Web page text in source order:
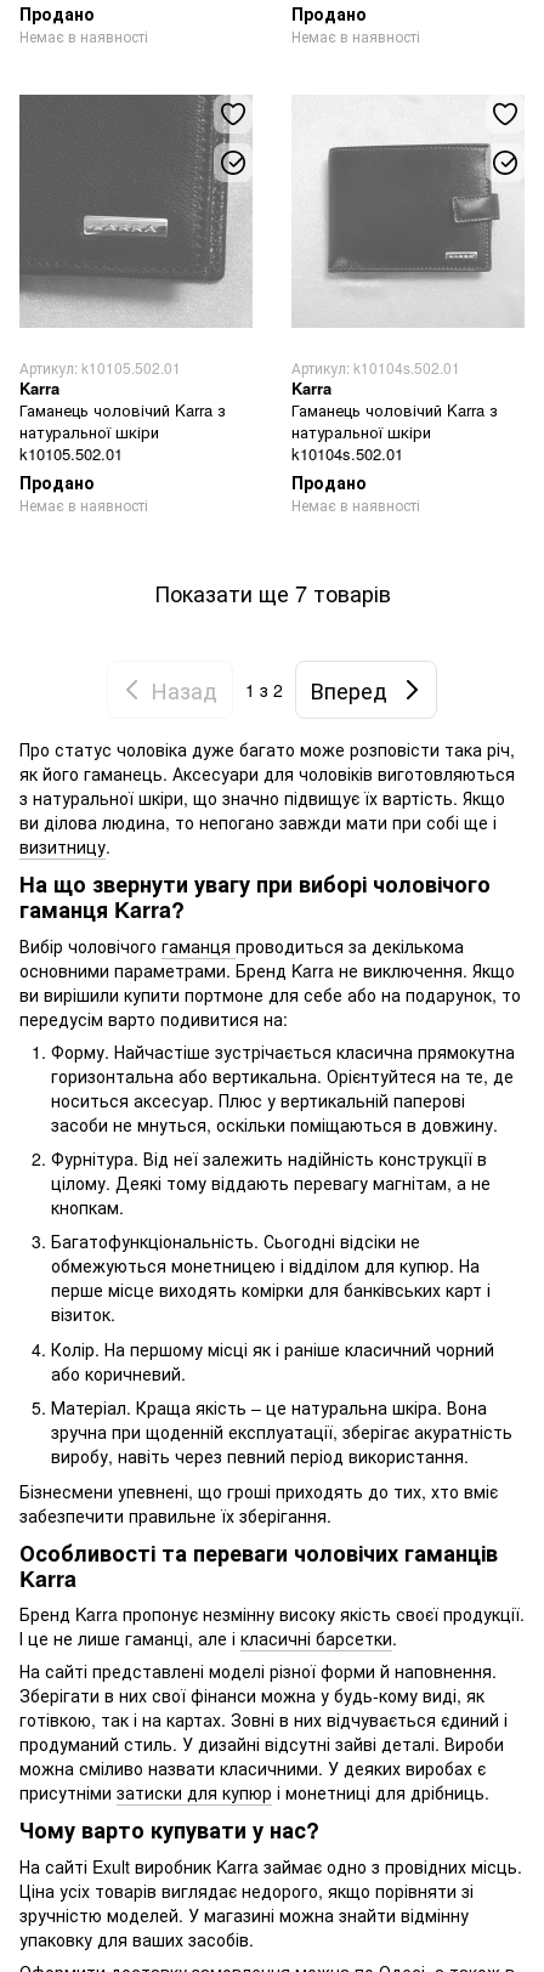
Продано
Немає в наявності
Продано
Немає в наявності
Артикул: k10105.502.01
Karra
Гаманець чоловічий Karra з
натуральної шкіри
k10105.502.01
Продано
Немає в наявності
Артикул: k10104s.502.01
Karra
Гаманець чоловічий Karra з
натуральної шкіри
k10104s.502.01
Продано
Немає в наявності
Показати ще 7 товарів
Назад 1 з 2 Вперед
Про статус чоловіка дуже багато може розповісти така річ,
як його гаманець. Аксесуари для чоловіків виготовляються
з натуральної шкіри, що значно підвищує їх вартість. Якщо
ви ділова людина, то непогано завжди мати при собі ще і
визитницу.
На що звернути увагу при виборі чоловічого
гаманця Karra?
Вибір чоловічого гаманця проводиться за декількома
основними параметрами. Бренд Karra не виключення. Якщо
ви вирішили купити портмоне для себе або на подарунок, то
передусім варто подивитися на:
Форму. Найчастіше зустрічається класична прямокутна
горизонтальна або вертикальна. Орієнтуйтеся на те, де
носиться аксесуар. Плюс у вертикальній паперові
засоби не мнуться, оскільки поміщаються в довжину.
Фурнітура. Від неї залежить надійність конструкції в
цілому. Деякі тому віддають перевагу магнітам, а не
кнопкам.
Багатофункціональність. Сьогодні відсіки не
обмежуються монетницею і відділом для купюр. На
перше місце виходять комірки для банківських карт і
візиток.
Колір. На першому місці як і раніше класичний чорний
або коричневий.
Матеріал. Краща якість – це натуральна шкіра. Вона
зручна при щоденній експлуатації, зберігає акуратність
виробу, навіть через певний період використання.
Бізнесмени упевнені, що гроші приходять до тих, хто вміє
забезпечити правильне їх зберігання.
Особливості та переваги чоловічих гаманців
Karra
Бренд Karra пропонує незмінну високу якість своєї продукції.
І це не лише гаманці, але і класичні барсетки.
На сайті представлені моделі різної форми й наповнення.
Зберігати в них свої фінанси можна у будь-кому виді, як
готівкою, так і на картах. Зовні в них відчувається єдиний і
продуманий стиль. У дизайні відсутні зайві деталі. Вироби
можна сміливо назвати класичними. У деяких виробах є
присутніми затиски для купюр і монетниці для дрібниць.
Чому варто купувати у нас?
На сайті Exult виробник Karra займає одно з провідних місць.
Ціна усіх товарів виглядає недорого, якщо порівняти зі
зручністю моделей. У магазині можна знайти відмінну
упаковку для ваших засобів.